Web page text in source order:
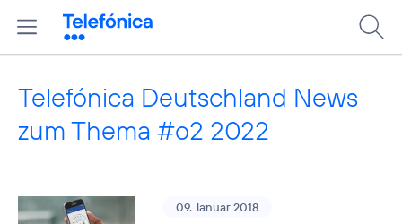
Telefónica Deutschland News
zum Thema #o2 2022
09. Januar 2018